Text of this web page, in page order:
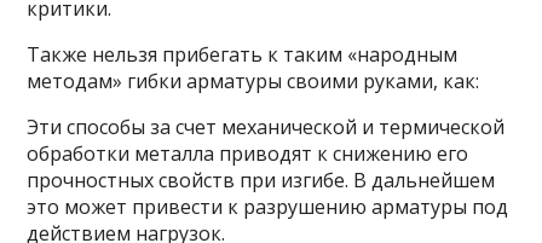
критики.
Также нельзя прибегать к таким «народным
методам» гибки арматуры своими руками, как:
Эти способы за счет механической и термической
обработки металла приводят к снижению его
прочностных свойств при изгибе. В дальнейшем
это может привести к разрушению арматуры под
действием нагрузок.